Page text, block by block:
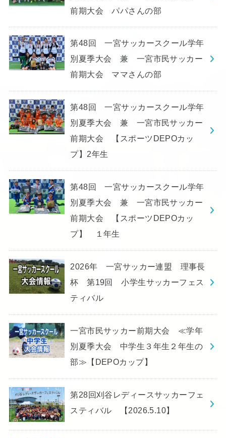
前期大会 パパさんの部
第48回 一宮サッカースクール学年
別夏季大会 兼 一宮市民サッカー
前期大会 ママさんの部
第48回 一宮サッカースクール学年
別夏季大会 兼 一宮市民サッカー
前期大会 【スポーツDEPOカッ
プ】2年生
第48回 一宮サッカースクール学年
別夏季大会 兼 一宮市民サッカー
前期大会 【スポーツDEPOカッ
プ】 １年生
2026年 一宮サッカー連盟 理事長
杯 第19回 小学生サッカーフェス
ティバル
一宮市民サッカー前期大会 ≪学年
別夏季大会 中学生３年生２年生の
部≫【DEPOカップ】
第28回刈谷レディースサッカーフェ
スティバル 【2026.5.10】